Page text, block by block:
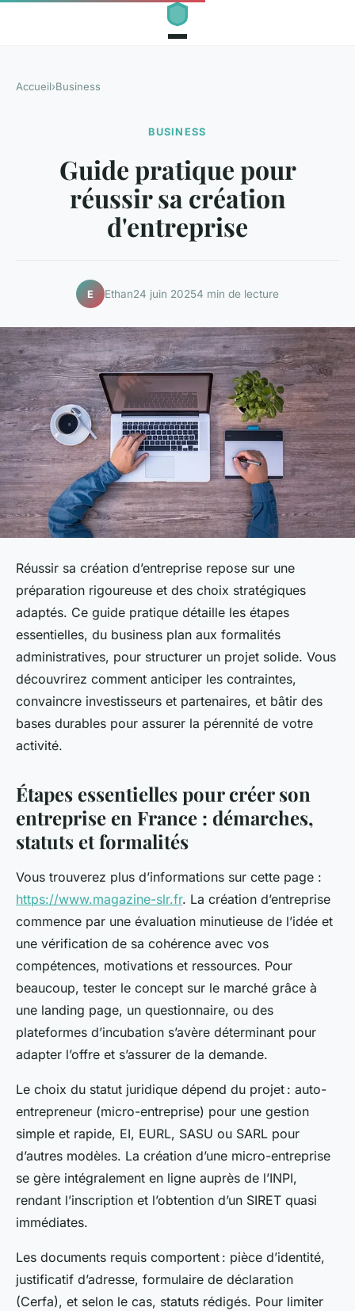
Accueil›Business
BUSINESS
Guide pratique pour
réussir sa création
d'entreprise
E Ethan24 juin 20254 min de lecture
Réussir sa création d’entreprise repose sur une
préparation rigoureuse et des choix stratégiques
adaptés. Ce guide pratique détaille les étapes
essentielles, du business plan aux formalités
administratives, pour structurer un projet solide. Vous
découvrirez comment anticiper les contraintes,
convaincre investisseurs et partenaires, et bâtir des
bases durables pour assurer la pérennité de votre
activité.
Étapes essentielles pour créer son
entreprise en France : démarches,
statuts et formalités
Vous trouverez plus d’informations sur cette page :
https://www.magazine-slr.fr. La création d’entreprise
commence par une évaluation minutieuse de l’idée et
une vérification de sa cohérence avec vos
compétences, motivations et ressources. Pour
beaucoup, tester le concept sur le marché grâce à
une landing page, un questionnaire, ou des
plateformes d’incubation s’avère déterminant pour
adapter l’offre et s’assurer de la demande.
Le choix du statut juridique dépend du projet : auto-
entrepreneur (micro-entreprise) pour une gestion
simple et rapide, EI, EURL, SASU ou SARL pour
d’autres modèles. La création d’une micro-entreprise
se gère intégralement en ligne auprès de l’INPI,
rendant l’inscription et l’obtention d’un SIRET quasi
immédiates.
Les documents requis comportent : pièce d’identité,
justificatif d’adresse, formulaire de déclaration
(Cerfa), et selon le cas, statuts rédigés. Pour limiter